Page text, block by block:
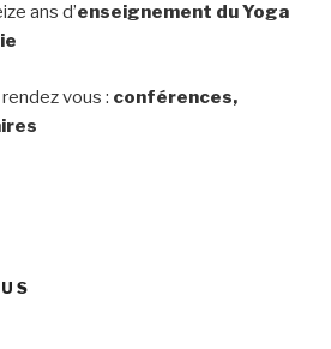
ans d’enseignement du Yoga
vous : conférences,